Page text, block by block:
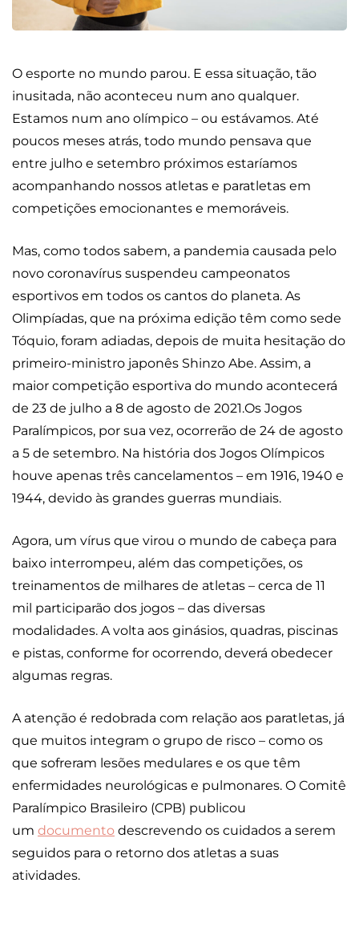
O esporte no mundo parou. E essa situação, tão
inusitada, não aconteceu num ano qualquer.
Estamos num ano olímpico – ou estávamos. Até
poucos meses atrás, todo mundo pensava que
entre julho e setembro próximos estaríamos
acompanhando nossos atletas e paratletas em
competições emocionantes e memoráveis.
Mas, como todos sabem, a pandemia causada pelo
novo coronavírus suspendeu campeonatos
esportivos em todos os cantos do planeta. As
Olimpíadas, que na próxima edição têm como sede
Tóquio, foram adiadas, depois de muita hesitação do
primeiro-ministro japonês Shinzo Abe. Assim, a
maior competição esportiva do mundo acontecerá
de 23 de julho a 8 de agosto de 2021.Os Jogos
Paralímpicos, por sua vez, ocorrerão de 24 de agosto
a 5 de setembro. Na história dos Jogos Olímpicos
houve apenas três cancelamentos – em 1916, 1940 e
1944, devido às grandes guerras mundiais.
Agora, um vírus que virou o mundo de cabeça para
baixo interrompeu, além das competições, os
treinamentos de milhares de atletas – cerca de 11
mil participarão dos jogos – das diversas
modalidades. A volta aos ginásios, quadras, piscinas
e pistas, conforme for ocorrendo, deverá obedecer
algumas regras.
A atenção é redobrada com relação aos paratletas, já
que muitos integram o grupo de risco – como os
que sofreram lesões medulares e os que têm
enfermidades neurológicas e pulmonares. O Comitê
Paralímpico Brasileiro (CPB) publicou
um documento descrevendo os cuidados a serem
seguidos para o retorno dos atletas a suas
atividades.